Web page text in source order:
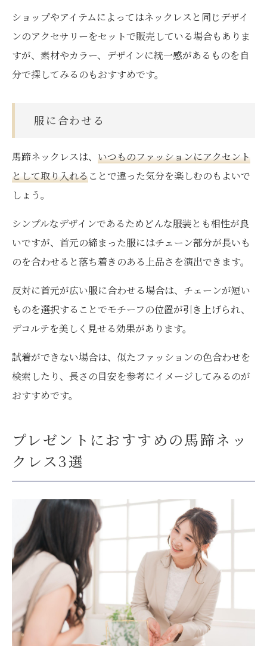
ショップやアイテムによってはネックレスと同じデザイ
ンのアクセサリーをセットで販売している場合もありま
すが、素材やカラー、デザインに統一感があるものを自
分で探してみるのもおすすめです。
服に合わせる
馬蹄ネックレスは、 いつものファッションにアクセント
として取り入れることで違った気分を楽しむのもよいで
しょう。
シンプルなデザインであるためどんな服装とも相性が良
いですが、首元の締まった服にはチェーン部分が長いも
のを合わせると落ち着きのある上品さを演出できます。
反対に首元が広い服に合わせる場合は、チェーンが短い
ものを選択することでモチーフの位置が引き上げられ、
デコルテを美しく見せる効果があります。
試着ができない場合は、似たファッションの色合わせを
検索したり、長さの目安を参考にイメージしてみるのが
おすすめです。
プレゼントにおすすめの馬蹄ネッ
クレス3選